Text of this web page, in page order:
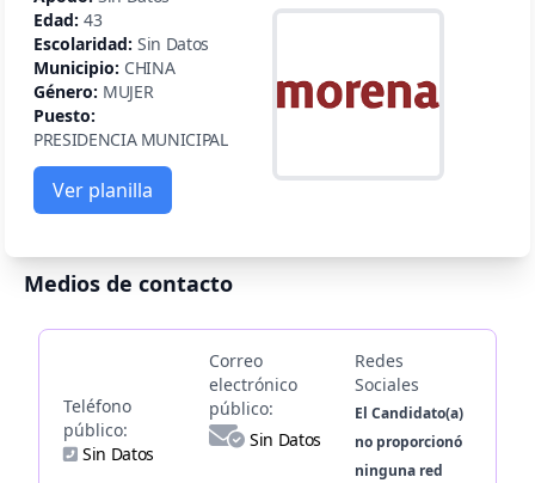
Edad: 43
Escolaridad: Sin Datos
Municipio: CHINA
Género: MUJER
Puesto:
PRESIDENCIA MUNICIPAL
Ver planilla
Medios de contacto
Teléfono
público:
Sin Datos
Correo
electrónico
público:
Sin Datos
Redes
Sociales
El Candidato(a)
no proporcionó
ninguna red